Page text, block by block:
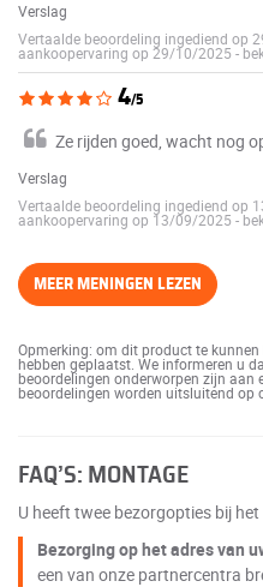
Verslag
Vertaalde beoordeling ingediend op
aankoopervaring op 29/10/2025 -
4/5
Ze rijden goed, wacht nog
Verslag
Vertaalde beoordeling ingediend op
aankoopervaring op 13/09/2025 -
MEER MENINGEN LEZEN
Opmerking: om dit product te
hebben geplaatst. We informeren u
beoordelingen onderworpen zijn aan
beoordelingen worden uitsluitend op
FAQ’S: MONTAGE
U heeft twee bezorgopties bij
Bezorging op het adres van
een van onze partnercentra